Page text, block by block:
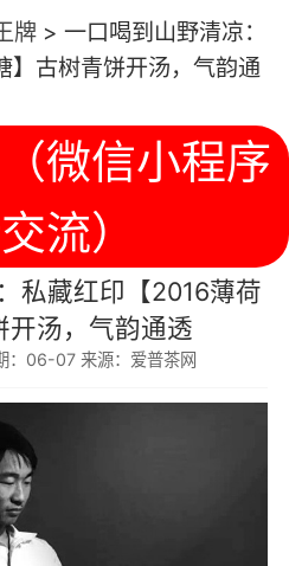
牌> 一口喝到山野清凉：
】古树青饼开汤，气韵通
微信小程序
流）
私藏红印【2016薄荷
开汤，气韵通透
：06-07 来源：爱普茶网